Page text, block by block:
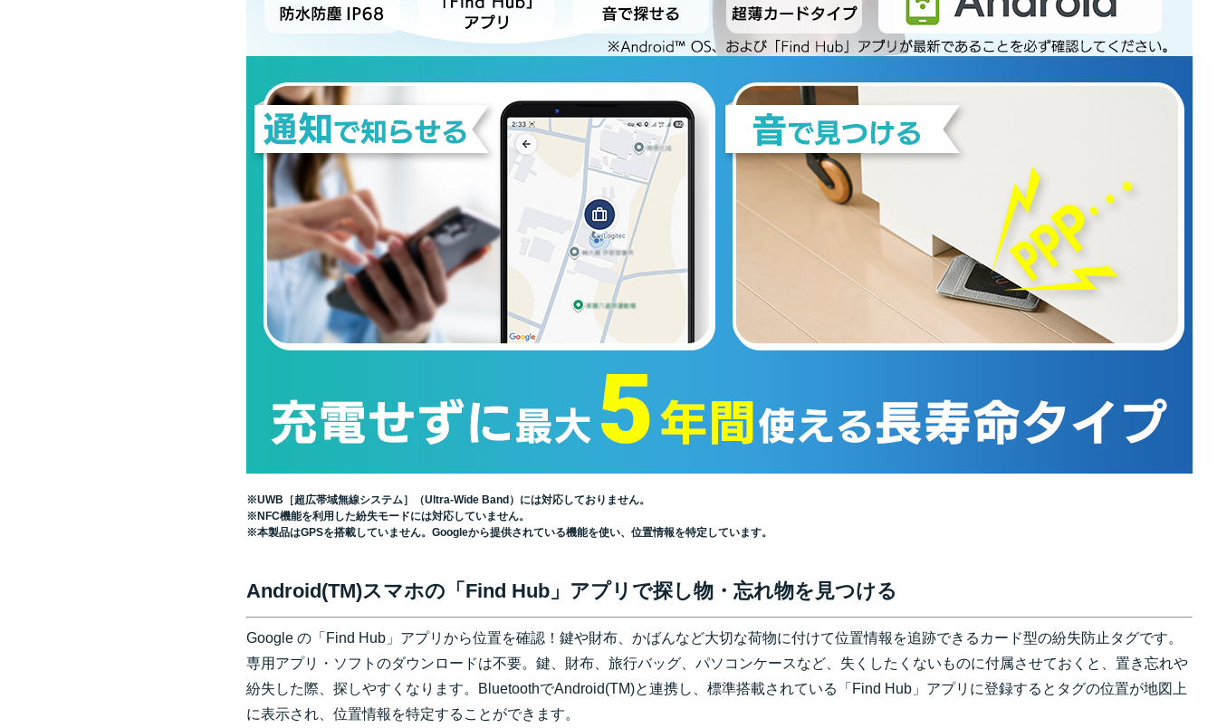
※UWB［超広帯域無線システム］（Ultra-Wide Band）には対応しておりません。
※NFC機能を利用した紛失モードには対応していません。
※本製品はGPSを搭載していません。Googleから提供されている機能を使い、位置情報を特定しています。
Android(TM)スマホの「Find Hub」アプリで探し物・忘れ物を見つける
Google の「Find Hub」アプリから位置を確認！鍵や財布、かばんなど大切な荷物に付けて位置情報を追跡できるカード型の紛失防止タグです。
専用アプリ・ソフトのダウンロードは不要。鍵、財布、旅行バッグ、パソコンケースなど、失くしたくないものに付属させておくと、置き忘れや
紛失した際、探しやすくなります。BluetoothでAndroid(TM)と連携し、標準搭載されている「Find Hub」アプリに登録するとタグの位置が地図上
に表示され、位置情報を特定することができます。